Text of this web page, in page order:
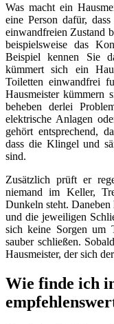
Was macht ein
eine Person dafür,
einwandfreien Zustand
beispielsweise das
Beispiel kennen Sie
kümmert sich ein
Toiletten einwandfrei
Hausmeister kümmern
beheben derlei
elektrische Anlagen
gehört entsprechend,
dass die Klingel und
sind.
Zusätzlich prüft er
niemand im Keller,
Dunkeln steht. Daneben
und die jeweiligen
sich keine Sorgen um
sauber schließen.
Hausmeister, der sich
Wie finde ich